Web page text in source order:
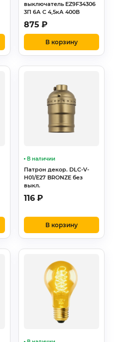
выключатель EZ9F34306
3П 6А С 4,5кА 400В
875 ₽
В корзину
В наличии
Патрон декор. DLC-V-
H01/E27 BRONZE без
выкл.
116 ₽
В корзину